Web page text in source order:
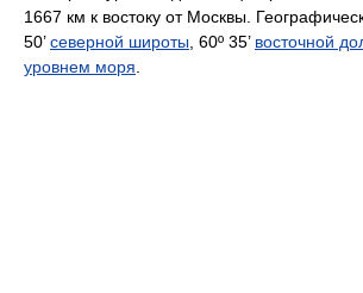
1667 км к востоку от Москвы.
50’северной широты , 60º 35’ восточной
уровнем моря